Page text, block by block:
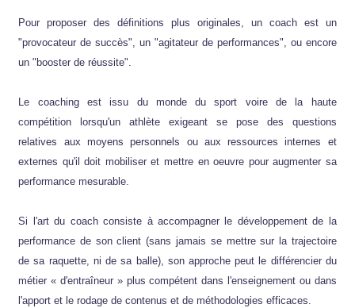
Pour proposer des définitions plus originales, un coach est un
"provocateur de succès", un "agitateur de performances", ou encore
un "booster de réussite".
Le coaching est issu du monde du sport voire de la haute
compétition lorsqu'un athlète exigeant se pose des questions
relatives aux moyens personnels ou aux ressources internes et
externes qu'il doit mobiliser et mettre en oeuvre pour augmenter sa
performance mesurable.
Si l'art du coach consiste à accompagner le développement de la
performance de son client (sans jamais se mettre sur la trajectoire
de sa raquette, ni de sa balle), son approche peut le différencier du
métier « d'entraîneur » plus compétent dans l'enseignement ou dans
l'apport et le rodage de contenus et de méthodologies efficaces.